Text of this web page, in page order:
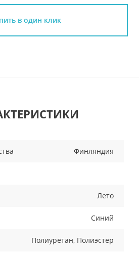
в один клик
Финляндия
Лето
Синий
Полиуретан, Полиэстер